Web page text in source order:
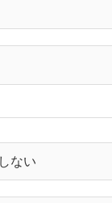
ない